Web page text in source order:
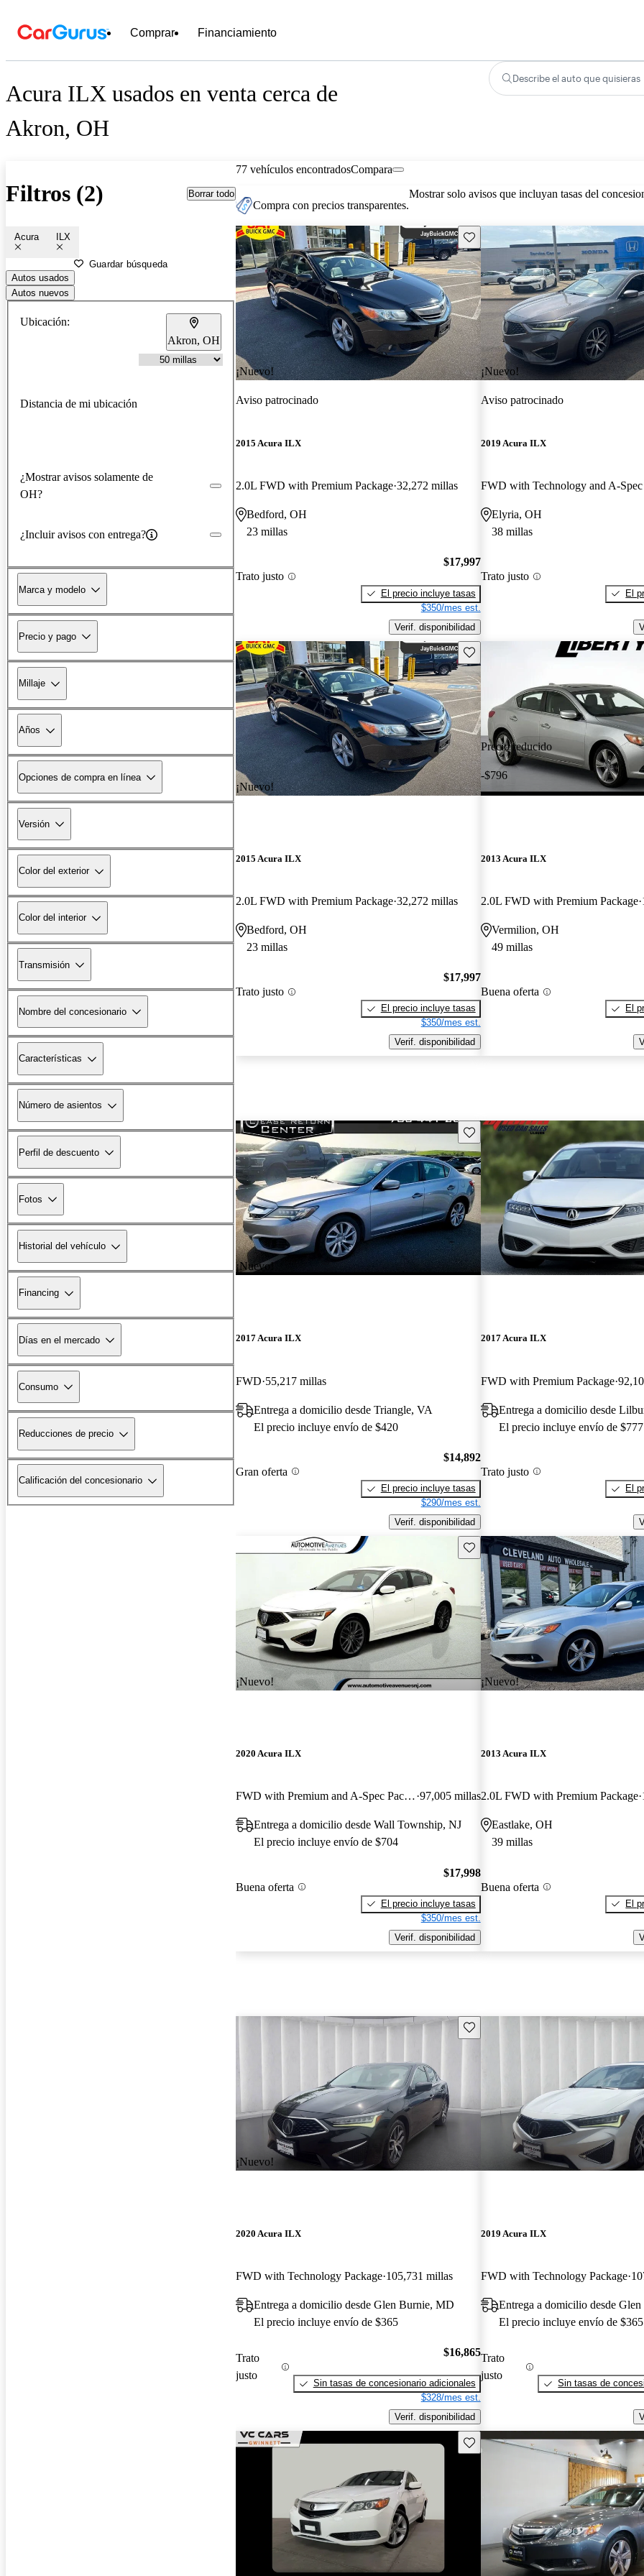
Comprar Financiamiento
Acura ILX usados en venta cerca de
Akron, OH
Describe el auto que quisieras
Filtros (2) Borrar todo
Acura ILX
Guardar búsqueda
Autos usados
Autos nuevos
Ubicación:
Akron, OH
Distancia de mi ubicación
¿Mostrar avisos solamente de
OH?
¿Incluir avisos con entrega?
Marca y modelo
Precio y pago
Millaje
Años
Opciones de compra en línea
Versión
Color del exterior
Color del interior
Transmisión
Nombre del concesionario
Características
Número de asientos
Perfil de descuento
Fotos
Historial del vehículo
Financing
Días en el mercado
Consumo
Reducciones de precio
Calificación del concesionario
77 vehículos encontradosCompara
Compra con precios transparentes.
Mostrar solo avisos que incluyan tasas del
¡Nuevo!
Guarda este Aviso
Aviso patrocinado
2015 Acura ILX
2.0L FWD with Premium Package 32,272 millas
Bedford, OH
23 millas
Trato justo
$17,997
El precio incluye tasas
$350/mes est.
Verif. disponibilidad
¡Nuevo!
Aviso patrocinado
2019 Acura ILX
Elyria, OH
38 millas
Trato justo
El
¡Nuevo!
Guarda este Aviso
2015 Acura ILX
2.0L FWD with Premium Package 32,272 millas
Bedford, OH
23 millas
Trato justo
$17,997
El precio incluye tasas
$350/mes est.
Verif. disponibilidad
Precio reducido
-$796
2013 Acura ILX
2.0L FWD with Premium Package
Vermilion, OH
49 millas
Buena oferta
El
¡Nuevo!
Guarda este Aviso
2017 Acura ILX
FWD 55,217 millas
Entrega a domicilio desde Triangle, VA
El precio incluye envío de $420
Gran oferta
$14,892
El precio incluye tasas
$290/mes est.
Verif. disponibilidad
2017 Acura ILX
FWD with Premium Package
Entrega a domicilio desde
El precio incluye envío de $777
Trato justo
El
¡Nuevo!
Guarda este Aviso
2020 Acura ILX
FWD with Premium and A-Spec Package 97,005 millas
Entrega a domicilio desde Wall Township, NJ
El precio incluye envío de $704
Buena oferta
$17,998
El precio incluye tasas
$350/mes est.
Verif. disponibilidad
¡Nuevo!
2013 Acura ILX
2.0L FWD with Premium Package
Eastlake, OH
39 millas
Buena oferta
El
¡Nuevo!
Guarda este Aviso
2020 Acura ILX
FWD with Technology Package 105,731 millas
Entrega a domicilio desde Glen Burnie, MD
El precio incluye envío de $365
Trato
justo
$16,865
Sin tasas de concesionario adicionales
$328/mes est.
Verif. disponibilidad
2019 Acura ILX
FWD with Technology Package
Entrega a domicilio desde
El precio incluye envío de $365
Trato
justo
Sin tasas de
Guarda este Aviso